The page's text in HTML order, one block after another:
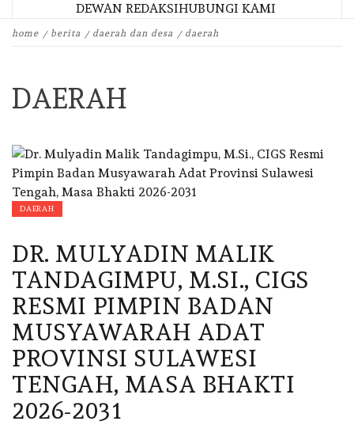
DEWAN REDAKSIHUBUNGI KAMI
home berita daerah dan desa daerah
DAERAH
DAERAH
DR. MULYADIN MALIK
TANDAGIMPU, M.SI., CIGS
RESMI PIMPIN BADAN
MUSYAWARAH ADAT
PROVINSI SULAWESI
TENGAH, MASA BHAKTI
2026-2031